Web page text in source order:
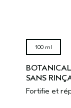
100 ml
SANS
Fortifie et